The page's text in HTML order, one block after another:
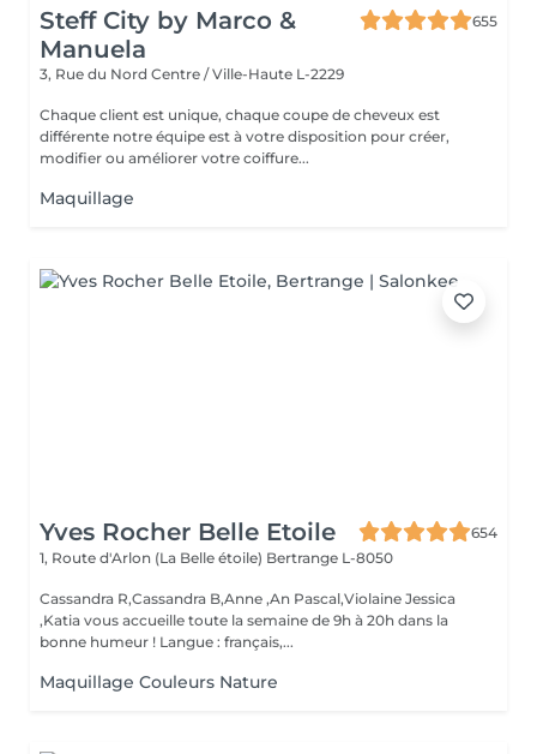
Steff City by Marco &
Manuela
655
3, Rue du Nord Centre / Ville-Haute L-2229
Chaque client est unique, chaque coupe de cheveux est
différente notre équipe est à votre disposition pour créer,
modifier ou améliorer votre coiffure...
Maquillage
Yves Rocher Belle Etoile
654
1, Route d'Arlon (La Belle étoile) Bertrange L-8050
Cassandra R,Cassandra B,Anne ,An Pascal,Violaine Jessica
,Katia vous accueille toute la semaine de 9h à 20h dans la
bonne humeur ! Langue : français,...
Maquillage Couleurs Nature